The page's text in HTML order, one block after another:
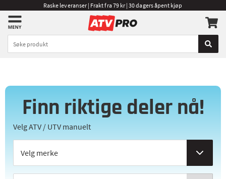
Raske leveranser | Frakt fra 79 kr | 30 dagers åpent kjøp
Finn riktige deler nå!
Velg ATV / UTV manuelt